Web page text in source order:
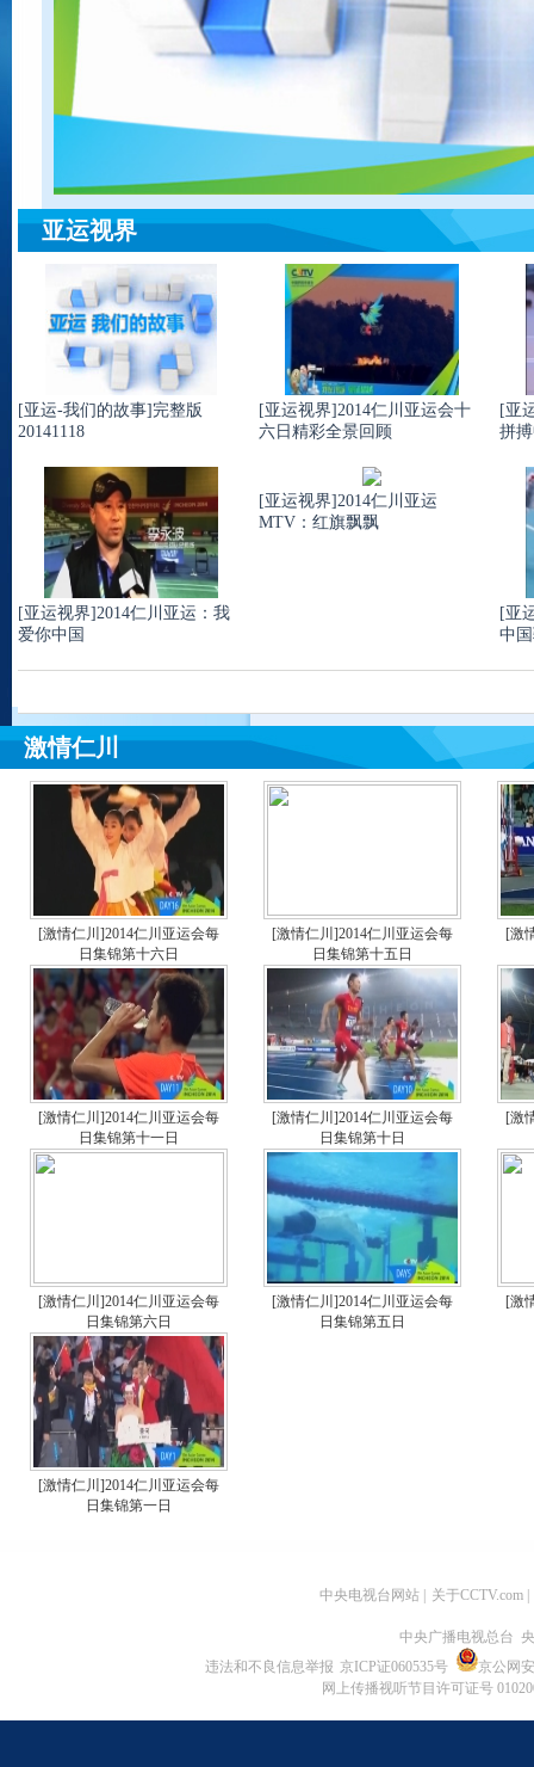
亚运视界
[亚运-我们的故事]完整版
20141118
[亚运视界]2014仁川亚运会十
六日精彩全景回顾
[亚
拼
[亚运视界]2014仁川亚运：我
爱你中国
[亚运视界]2014仁川亚运
MTV：红旗飘飘
[亚
中
激情仁川
[激情仁川]2014仁川亚运会每
日集锦第十六日
[激情仁川]2014仁川亚运会每
日集锦第十五日
[激
[激情仁川]2014仁川亚运会每
日集锦第十一日
[激情仁川]2014仁川亚运会每
日集锦第十日
[激
[激情仁川]2014仁川亚运会每
日集锦第六日
[激情仁川]2014仁川亚运会每
日集锦第五日
[激
[激情仁川]2014仁川亚运会每
日集锦第一日
中央电视台网站 关于CCTV.com
中央广播电视总台
违法和不良信息举报 京ICP证060535号
京公网
网上传播视听节目许可证号